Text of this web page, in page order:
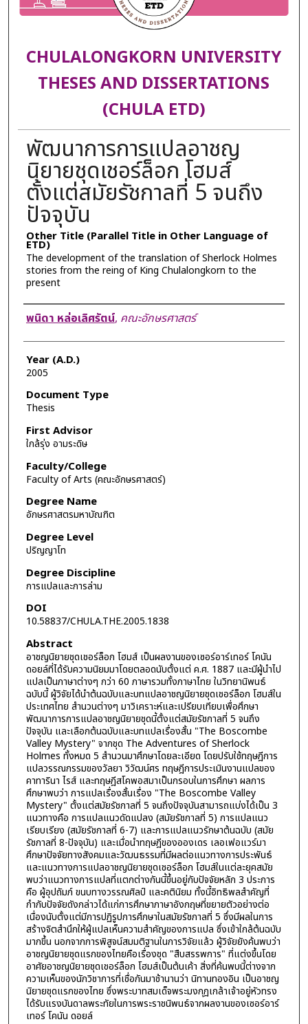
CHULALONGKORN UNIVERSITY
THESES AND DISSERTATIONS
(CHULA ETD)
พัฒนาการการแปลอาชญ
นิยายชุดเชอร์ล็อก โฮมส์
ตั้งแต่สมัยรัชกาลที่ 5 จนถึง
ปัจจุบัน
Other Title (Parallel Title in Other Language of
ETD)
The development of the translation of Sherlock Holmes
stories from the reing of King Chulalongkorn to the
present
Author
พนิดา หล่อเลิศรัตน์, คณะอักษรศาสตร์
Year (A.D.)
2005
Document Type
Thesis
First Advisor
ใกล้รุ่ง อามระดิษ
Faculty/College
Faculty of Arts (คณะอักษรศาสตร์)
Degree Name
อักษรศาสตรมหาบัณฑิต
Degree Level
ปริญญาโท
Degree Discipline
การแปลและการล่าม
DOI
10.58837/CHULA.THE.2005.1838
Abstract
อาชญนิยายชุดเชอร์ล็อก โฮมส์ เป็นผลงานของเซอร์อาร์เทอร์ โคนัน
ดอยล์ที่ได้รับความนิยมมาโดยตลอดนับตั้งแต่ ค.ศ. 1887 และมีผู้นำไป
แปลเป็นภาษาต่างๆ กว่า 60 ภาษารวมทั้งภาษาไทย ในวิทยานิพนธ์
ฉบับนี้ ผู้วิจัยได้นำต้นฉบับและบทแปลอาชญนิยายชุดเชอร์ล็อก โฮมส์ใน
ประเทศไทย สำนวนต่างๆ มาวิเคราะห์และเปรียบเทียบเพื่อศึกษา
พัฒนาการการแปลอาชญนิยายชุดนี้ตั้งแต่สมัยรัชกาลที่ 5 จนถึง
ปัจจุบัน และเลือกต้นฉบับและบทแปลเรื่องสั้น "The Boscombe
Valley Mystery" จากชุด The Adventures of Sherlock
Holmes ทั้งหมด 5 สำนวนมาศึกษาโดยละเอียด โดยปรับใช้ทฤษฎีการ
แปลวรรณกรรมของวัลยา วิวัฒน์ศร ทฤษฎีการประเมินงานแปลของ
คาทารินา ไรส์ และทฤษฎีสโคพอสมาเป็นกรอบในการศึกษา ผลการ
ศึกษาพบว่า การแปลเรื่องสั้นเรื่อง "The Boscombe Valley
Mystery" ตั้งแต่สมัยรัชกาลที่ 5 จนถึงปัจจุบันสามารถแบ่งได้เป็น 3
แนวทางคือ การแปลแนวดัดแปลง (สมัยรัชกาลที่ 5) การแปลแนว
เรียบเรียง (สมัยรัชกาลที่ 6-7) และการแปลแนวรักษาต้นฉบับ (สมัย
รัชกาลที่ 8-ปัจจุบัน) และเมื่อนำทฤษฎีของอองเดร เลอเฟอแวร์มา
ศึกษาปัจจัยทางสังคมและวัฒนธรรมที่มีผลต่อแนวทางการประพันธ์
และแนวทางการแปลอาชญนิยายชุดเชอร์ล็อก โฮมส์ในแต่ละยุคสมัย
พบว่าแนวทางการแปลที่แตกต่างกันนี้ขึ้นอยู่กับปัจจัยหลัก 3 ประการ
คือ ผู้อุปถัมภ์ ขนบทางวรรณศิลป์ และคตินิยม ทั้งนี้อิทธิพลสำคัญที่
กำกับปัจจัยดังกล่าวได้แก่การศึกษาภาษาอังกฤษที่ขยายตัวอย่างต่อ
เนื่องนับตั้งแต่มีการปฏิรูปการศึกษาในสมัยรัชกาลที่ 5 ซึ่งมีผลในการ
สร้างจิตสำนึกให้ผู้แปลเห็นความสำคัญของการแปล ซึ่งเข้าใกล้ต้นฉบับ
มากขึ้น นอกจากการพิสูจน์สมมติฐานในการวิจัยแล้ว ผู้วิจัยยังค้นพบว่า
อาชญนิยายชุดแรกของไทยคือเรื่องชุด "สืบสรรพการ" ที่แต่งขึ้นโดย
อาศัยอาชญนิยายชุดเชอร์ล็อก โฮมส์เป็นต้นเค้า สิ่งที่ค้นพบนี้ต่างจาก
ความเห็นของนักวิชาการที่เชื่อกันมาช้านานว่า นิทานทองอิน เป็นอาชญ
นิยายชุดแรกของไทย ซึ่งพระบาทสมเด็จพระมงกุฎเกล้าเจ้าอยู่หัวทรง
ได้รับแรงบันดาลพระทัยในการพระราชนิพนธ์จากผลงานของเซอร์อาร์
เทอร์ โคนัน ดอยล์